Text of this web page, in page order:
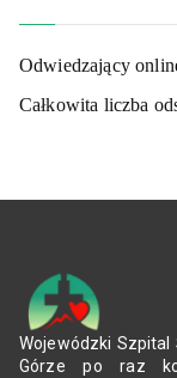
Odwiedzający
Całkowita liczba
Wojewódzki Szpital
Górze po raz